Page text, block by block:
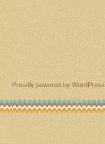
Proudly powered by WordPress